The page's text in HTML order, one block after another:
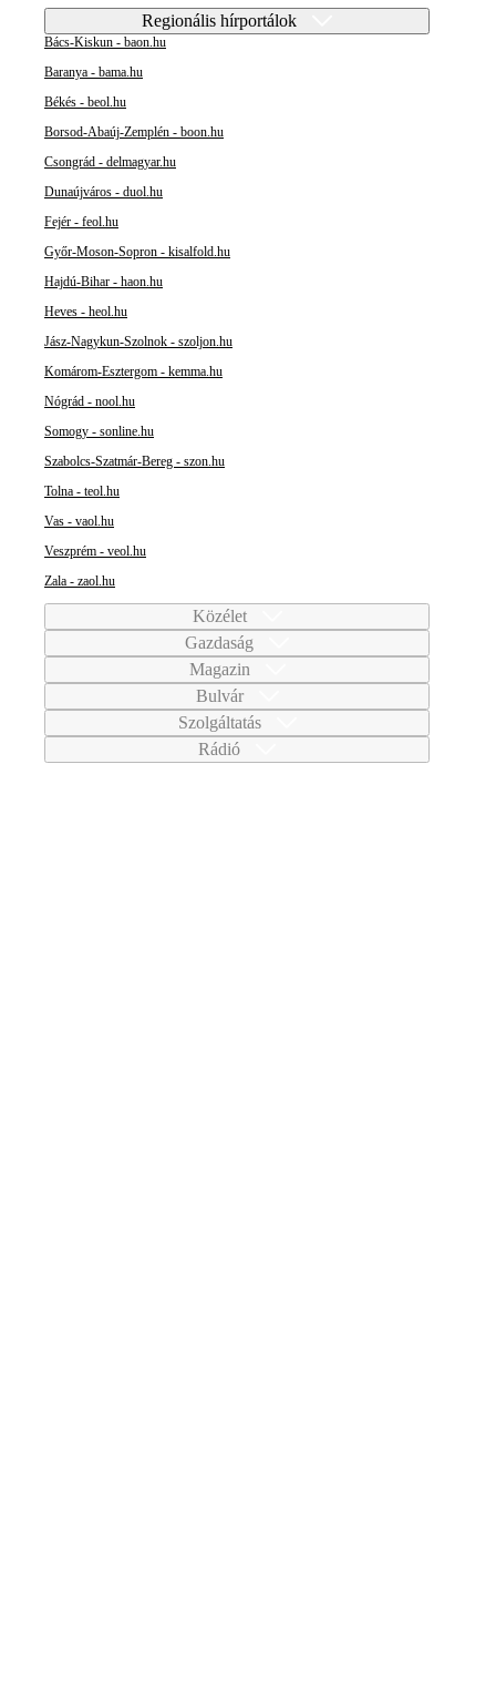
Regionális hírportálok
Bács-Kiskun - baon.hu
Baranya - bama.hu
Békés - beol.hu
Borsod-Abaúj-Zemplén - boon.hu
Csongrád - delmagyar.hu
Dunaújváros - duol.hu
Fejér - feol.hu
Győr-Moson-Sopron - kisalfold.hu
Hajdú-Bihar - haon.hu
Heves - heol.hu
Jász-Nagykun-Szolnok - szoljon.hu
Komárom-Esztergom - kemma.hu
Nógrád - nool.hu
Somogy - sonline.hu
Szabolcs-Szatmár-Bereg - szon.hu
Tolna - teol.hu
Vas - vaol.hu
Veszprém - veol.hu
Zala - zaol.hu
Közélet
Gazdaság
Magazin
Bulvár
Szolgáltatás
Rádió